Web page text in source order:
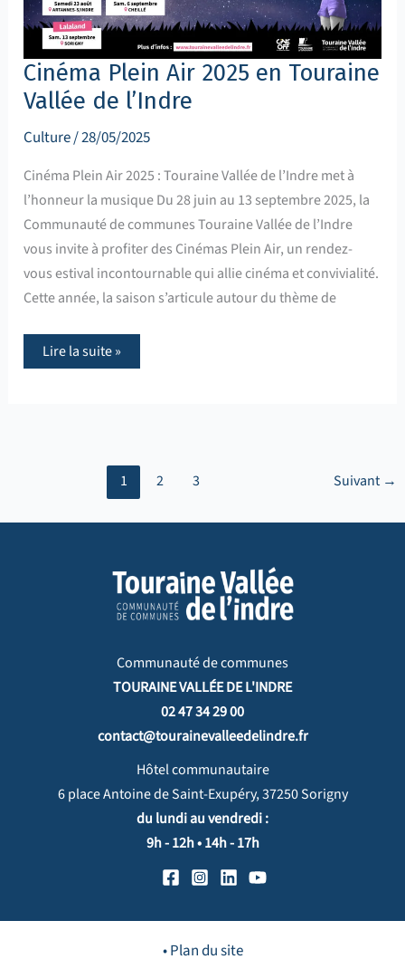
Cinéma Plein Air 2025 en Touraine
Vallée de l’Indre
Culture/28/05/2025
Cinéma Plein Air 2025 : Touraine Vallée de l’Indre met à
l’honneur la musique Du 28 juin au 13 septembre 2025, la
Communauté de communes Touraine Vallée de l’Indre
vous invite à profiter des Cinémas Plein Air, un rendez-
vous estival incontournable qui allie cinéma et convivialité.
Cette année, la saison s’articule autour du thème de
Lire la suite »
1 2 3 Suivant →
Communauté de communes
TOURAINE VALLÉE DE L'INDRE
02 47 34 29 00
contact@tourainevalleedelindre.fr
Hôtel communautaire
6 place Antoine de Saint-Exupéry, 37250 Sorigny
du lundi au vendredi :
9h - 12h • 14h - 17h
• Plan du site